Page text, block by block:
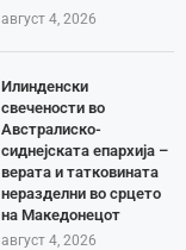
август 4, 2026
Илинденски
свечености во
Австралиско-
сиднејската епархија –
верата и татковината
неразделни во срцето
на Македонецот
август 4, 2026